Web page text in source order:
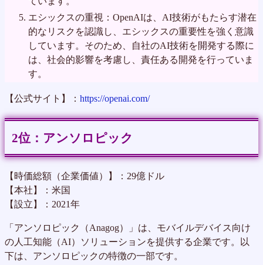
エシックスの重視：OpenAIは、AI技術がもたらす潜在
的なリスクを認識し、エシックスの重要性を強く意識
しています。そのため、自社のAI技術を開発する際に
は、社会的影響を考慮し、責任ある開発を行っていま
す。
【公式サイト】： https://openai.com/
アンソロピック
【時価総額（企業価値）】：29億ドル
【本社】：米国
【設立】：2021年
「アンソロピック（Anagog）」は、モバイルデバイス向け
の人工知能（AI）ソリューションを提供する企業です。以
下は、アンソロピックの特徴の一部です。